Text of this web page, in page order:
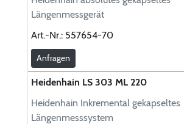
Längenmessgerät
Art.-Nr.: 557654-70
Anfragen
Heidenhain LS 303 ML 220
Heidenhain Inkremental gekapseltes
Längenmesssystem